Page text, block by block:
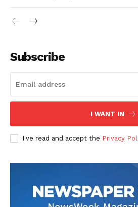
DOWNLOAD
Subscribe
I WANT IN
I've read and accept the Privacy